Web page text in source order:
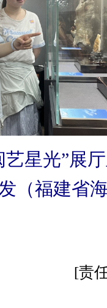
星光”展厅
（福建省
[责